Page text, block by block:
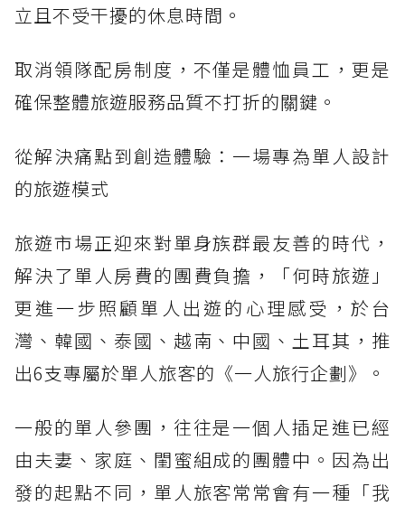
立且不受干擾的休息時間。
取消領隊配房制度，不僅是體恤員工，更是
確保整體旅遊服務品質不打折的關鍵。
從解決痛點到創造體驗：一場專為單人設計
的旅遊模式
旅遊市場正迎來對單身族群最友善的時代，
解決了單人房費的團費負擔，「何時旅遊」
更進一步照顧單人出遊的心理感受，於台
灣、韓國、泰國、越南、中國、土耳其，推
出6支專屬於單人旅客的《一人旅行企劃》。
一般的單人參團，往往是一個人插足進已經
由夫妻、家庭、閨蜜組成的團體中。因為出
發的起點不同，單人旅客常常會有一種「我